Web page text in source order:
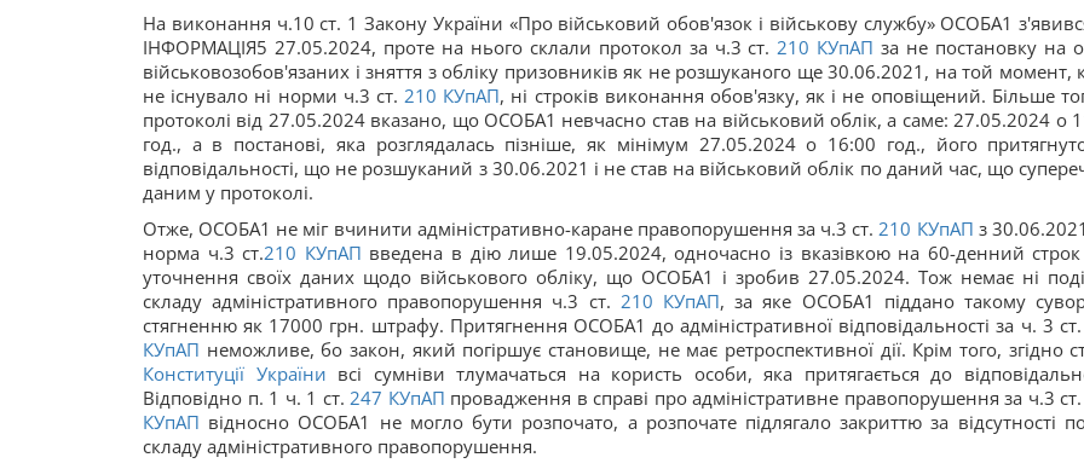
На виконання ч.10 ст. 1 Закону України «Про військовий обов'язок і військову службу» ОСОБА1
ІНФОРМАЦІЯ5 27.05.2024, проте на нього склали протокол за ч.3 ст. 210 КУпАП за не постановку на
військовозобов'язаних і зняття з обліку призовників як не розшуканого ще 30.06.2021, на той момент,
не існувало ні норми ч.3 ст. 210 КУпАП, ні строків виконання обов'язку, як і не оповіщений. Більше
протоколі від 27.05.2024 вказано, що ОСОБА1 невчасно став на військовий облік, а саме: 27.05.2024 о
год., а в постанові, яка розглядалась пізніше, як мінімум 27.05.2024 о 16:00 год., його
відповідальності, що не розшуканий з 30.06.2021 і не став на військовий облік по даний час, що
даним у протоколі.
Отже, ОСОБА1 не міг вчинити адміністративно-каране правопорушення за ч.3 ст. 210 КУпАП з
норма ч.3 ст.210 КУпАП введена в дію лише 19.05.2024, одночасно із вказівкою на 60-денний
уточнення своїх даних щодо військового обліку, що ОСОБА1 і зробив 27.05.2024. Тож немає ні
складу адміністративного правопорушення ч.3 ст. 210 КУпАП, за яке ОСОБА1 піддано такому
стягненню як 17000 грн. штрафу. Притягнення ОСОБА1 до адміністративної відповідальності за ч. 3 ст.
КУпАП неможливе, бо закон, який погіршує становище, не має ретроспективної дії. Крім того, згідно
Конституції України всі сумніви тлумачаться на користь особи, яка притягається до
Відповідно п. 1 ч. 1 ст. 247 КУпАП провадження в справі про адміністративне правопорушення за ч.3 ст.
КУпАП відносно ОСОБА1 не могло бути розпочато, а розпочате підлягало закриттю за відсутності
складу адміністративного правопорушення.